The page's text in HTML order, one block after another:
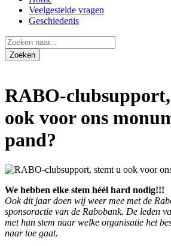
Veelgestelde vragen
Geschiedenis
RABO-
ook voor ons
pand?
We hebben elke stem héél hard nodig!!!
Ook dit jaar doen wij weer mee met de
sponsoractie van de Rabobank. De leden
met hun stem naar welke organisatie het
naar toe gaat.